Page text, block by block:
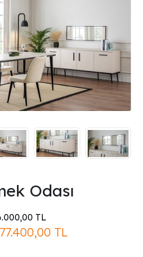
Odası
TL
77.400,00 TL